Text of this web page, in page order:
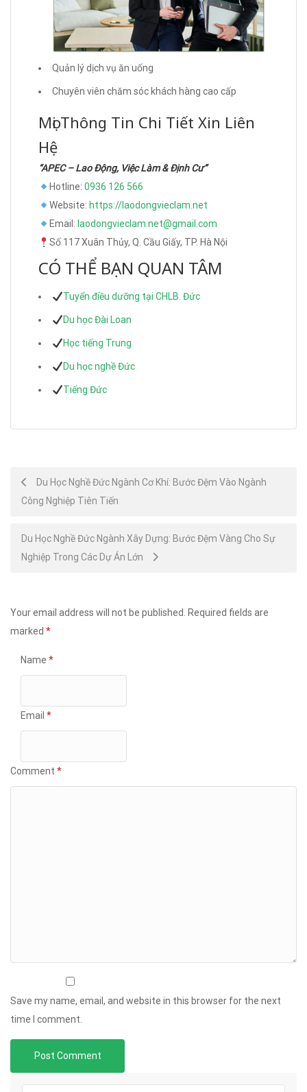
Quản lý dịch vụ ăn uống
Chuyên viên chăm sóc khách hàng cao cấp
Mọi Thông Tin Chi Tiết Xin Liên
Hệ
“APEC – Lao Động, Việc Làm & Định Cư”
Hotline: 0936 126 566
Website: https://laodongvieclam.net
Email: laodongvieclam.net@gmail.com
Số 117 Xuân Thủy, Q. Cầu Giấy, TP. Hà Nội
CÓ THỂ BẠN QUAN TÂM
Tuyển điều dưỡng tại CHLB. Đức
Du học Đài Loan
Học tiếng Trung
Du học nghề Đức
Tiếng Đức
Post
navigation
Du Học Nghề Đức Ngành Cơ Khí: Bước Đệm Vào Ngành
Công Nghiệp Tiên Tiến
Du Học Nghề Đức Ngành Xây Dựng: Bước Đệm Vàng Cho Sự
Nghiệp Trong Các Dự Án Lớn
Your email address will not be published. Required fields are
marked *
Name *
Email *
Comment *
Save my name, email, and website in this browser for the next
time I comment.